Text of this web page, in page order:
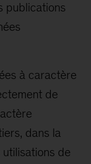
publications
à caractère
de
dans la
de